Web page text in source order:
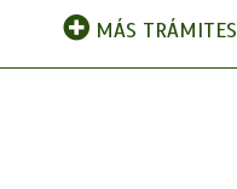
MÁS TRÁMITES